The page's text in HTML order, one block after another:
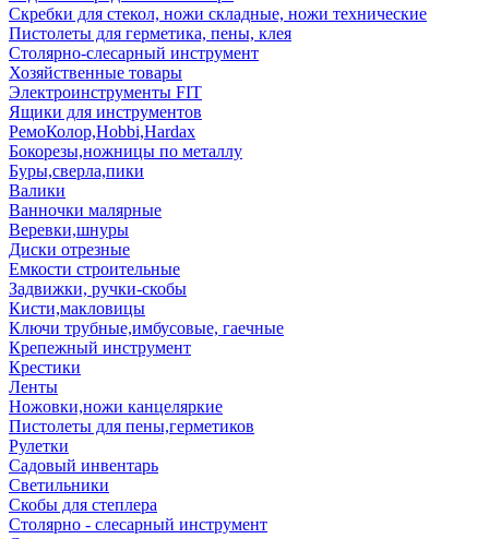
Скребки для стекол, ножи складные, ножи технические
Пистолеты для герметика, пены, клея
Столярно-слесарный инструмент
Хозяйственные товары
Электроинструменты FIT
Ящики для инструментов
РемоКолор,Hobbi,Hardax
Бокорезы,ножницы по металлу
Буры,сверла,пики
Валики
Ванночки малярные
Веревки,шнуры
Диски отрезные
Емкости строительные
Задвижки, ручки-скобы
Кисти,макловицы
Ключи трубные,имбусовые, гаечные
Крепежный инструмент
Крестики
Ленты
Ножовки,ножи канцеляркие
Пистолеты для пены,герметиков
Рулетки
Садовый инвентарь
Светильники
Скобы для степлера
Столярно - слесарный инструмент